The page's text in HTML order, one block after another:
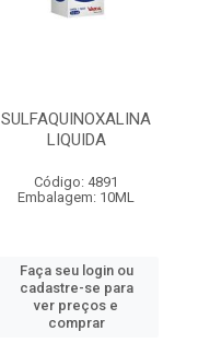
SULFAQUINOXALINA
LIQUIDA
Código: 4891
Embalagem: 10ML
Faça seu login ou
cadastre-se para
ver preços e
comprar